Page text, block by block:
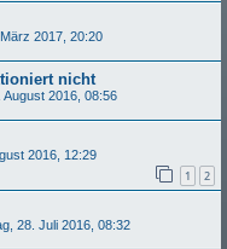
2017, 20:20
nicht
August 2016, 08:56
2016, 12:29
1 2
28. Juli 2016, 08:32